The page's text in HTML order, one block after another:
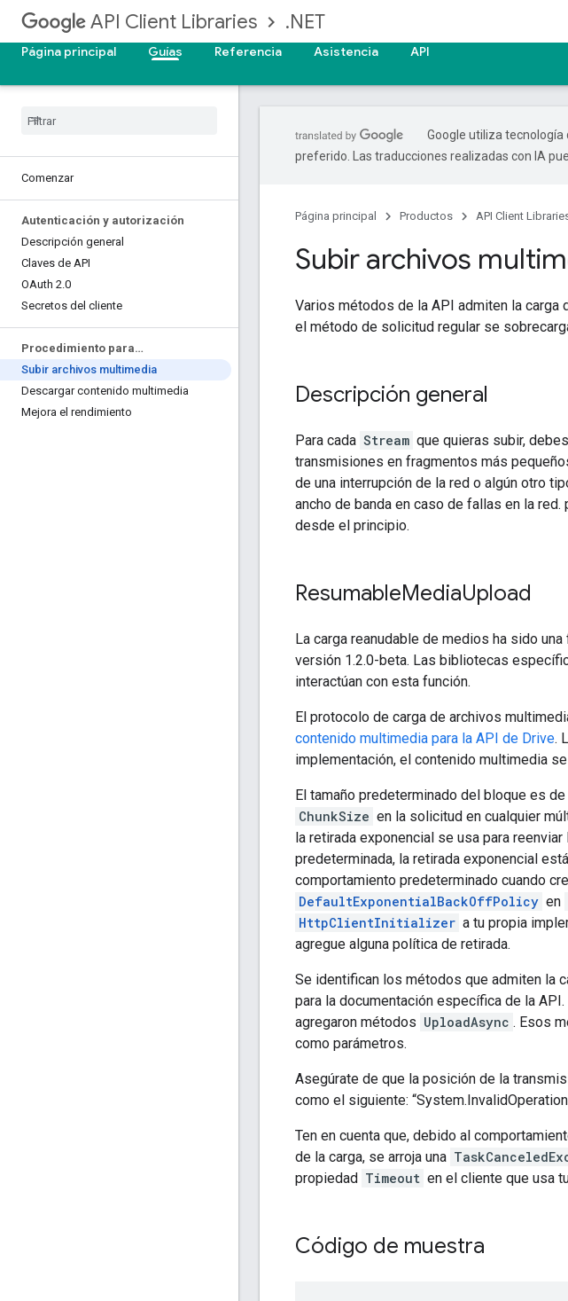
API Client Libraries .NET
Página principal
Guías Referencia Asistencia API
Comenzar
Autenticación y autorización
Descripción general
Claves de API
OAuth 2.0
Secretos del cliente
Procedimiento para…
Subir archivos multimedia
Descargar contenido multimedia
Mejora el rendimiento
Google utiliza
preferido. Las traducciones realizadas con IA
Página principal Productos API Client
Subir archivos
Varios métodos de la API admiten la carga
el método de solicitud regular se
Descripción general
Para cada Stream que quieras subir,
transmisiones en fragmentos más
de una interrupción de la red o algún otro
ancho de banda en caso de fallas en la
desde el principio.
ResumableMediaUpload
La carga reanudable de medios ha sido
versión 1.2.0-beta. Las bibliotecas
interactúan con esta función.
El protocolo de carga de archivos
contenido multimedia para la API de Drive.
implementación, el contenido multimedia
El tamaño predeterminado del bloque es
ChunkSize en la solicitud en cualquier
la retirada exponencial se usa para
predeterminada, la retirada exponencial
comportamiento predeterminado cuando
DefaultExponentialBackOffPolicy en
HttpClientInitializer a tu propia
agregue alguna política de retirada.
Se identifican los métodos que admiten la
para la documentación específica de la
agregaron métodos UploadAsync . Esos
como parámetros.
Asegúrate de que la posición de la
como el siguiente:
Ten en cuenta que, debido al
de la carga, se arroja una
propiedad Timeout en el cliente que usa
Código de muestra